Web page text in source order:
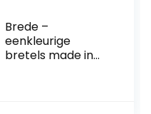
Brede –
eenkleurige
bretels made in